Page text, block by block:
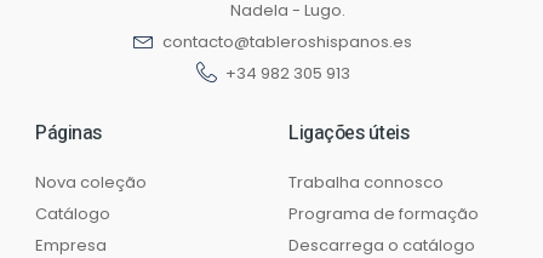
Nadela - Lugo.
contacto@tableroshispanos.es
+34 982 305 913
Páginas
Nova coleção
Catálogo
Empresa
Ligações úteis
Trabalha connosco
Programa de formação
Descarrega o catálogo